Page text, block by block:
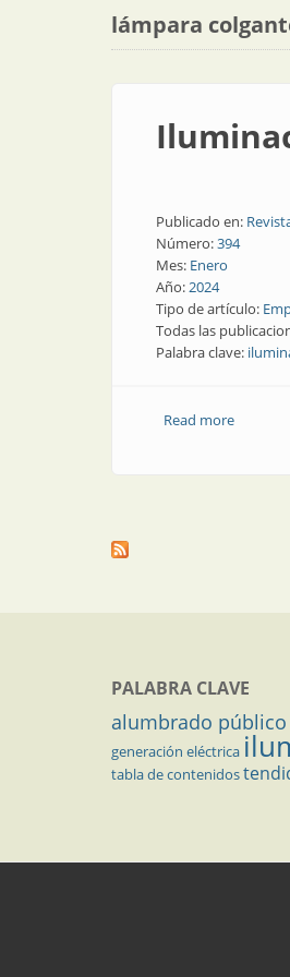
lámpara
Publicado en:
Número:394
Mes: Enero
Año:2024
Tipo de artículo:
Todas las
Palabra clave:
Read moreabout
PALABRA CLAVE
alumbrado público
generación eléctrica
tabla de contenidos